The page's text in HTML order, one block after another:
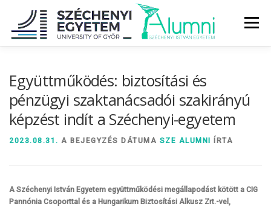
tartalomhoz
Menü
DIPLOMAÁTADÓ DIPLOMÁN TÚL
Együttműködés: biztosítási és
pénzügyi szaktanácsadói szakirányú
képzést indít a Széchenyi-egyetem
2023.08.31. A BEJEGYZÉS DÁTUMA SZE ALUMNI ÍRTA
A Széchenyi István Egyetem együttműködési megállapodást kötött a CIG
Pannónia Csoporttal és a Hungarikum Biztosítási Alkusz Zrt.-vel,